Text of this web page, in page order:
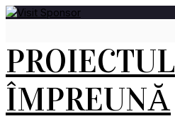
PROIECTUL
ÎMPREUNĂ